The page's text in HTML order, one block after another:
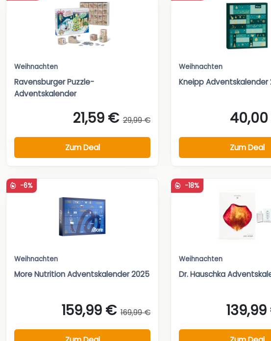
Weihnachten
Ravensburger Puzzle-
Adventskalender
21,59 € 29,99 €
Zum Deal
Weihnachten
Kneipp Adventskalender
Zum Deal
-6%
Weihnachten
More Nutrition Adventskalender 2025
159,99 € 169,99 €
-18%
Weihnachten
Dr. Hauschka